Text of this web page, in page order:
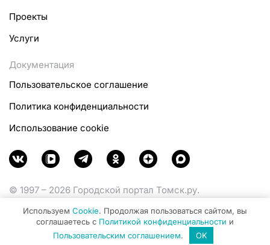
Проекты
Услуги
Документация
Пользовательское соглашение
Политика конфиденциальности
Использование cookie
© 1997 – 2026 Городской портал Томск.ру.
Министерства цифрового развития, связи и массовых
коммуникаций Российской Федерации.
Используем Cookie. Продолжая пользоваться сайтом, вы
соглашаетесь с Политикой конфиденциальности и
Пользовательским соглашением. OK